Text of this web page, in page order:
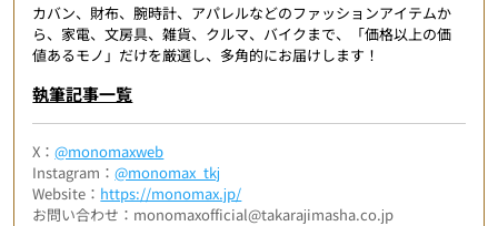
カバン、財布、腕時計、アパレルなどのファッションアイテムか
ら、家電、文房具、雑貨、クルマ、バイクまで、「価格以上の価
値あるモノ」だけを厳選し、多角的にお届けします！
執筆記事一覧
X：@monomaxweb
Instagram：@monomax_tkj
Website： https://monomax.jp/
お問い合わせ：monomaxofficial@takarajimasha.co.jp